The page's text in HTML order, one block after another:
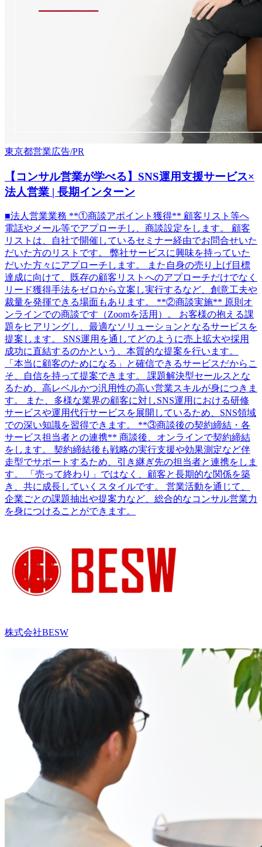
東京都営業広告/PR
【コンサル営業が学べる】SNS運用支援サービス×
法人営業 | 長期インターン
■法人営業業務 **①商談アポイント獲得** 顧客リスト等へ
電話やメール等でアプローチし、商談設定をします。 顧客
リストは、自社で開催しているセミナー経由でお問合せいた
だいた方のリストです。 弊社サービスに興味を持っていた
だいた方々にアプローチします。 また自身の売り上げ目標
達成に向けて、既存の顧客リストへのアプローチだけでなく
リード獲得手法をゼロから立案し実行するなど、創意工夫や
裁量を発揮できる場面もあります。 **②商談実施** 原則オ
ンラインでの商談です（Zoomを活用）。 お客様の抱える課
題をヒアリングし、最適なソリューションとなるサービスを
提案します。 SNS運用を通してどのように売上拡大や採用
成功に直結するのかという、本質的な提案を行います。
「本当に顧客のためになる」と確信できるサービスだからこ
そ、自信を持って提案できます。 課題解決型セールスとな
るため、高レベルかつ汎用性の高い営業スキルが身につきま
す。 また、多様な業界の顧客に対しSNS運用における研修
サービスや運用代行サービスを展開しているため、SNS領域
での深い知識を習得できます。 **③商談後の契約締結・各
サービス担当者との連携** 商談後、オンラインで契約締結
をします。 契約締結後も戦略の実行支援や効果測定など伴
走型でサポートするため、引き継ぎ先の担当者と連携をしま
す。 「売って終わり」ではなく、顧客と長期的な関係を築
き、共に成長していくスタイルです。 営業活動を通じて、
企業ごとの課題抽出や提案力など、総合的なコンサル営業力
を身につけることができます。
株式会社BESW